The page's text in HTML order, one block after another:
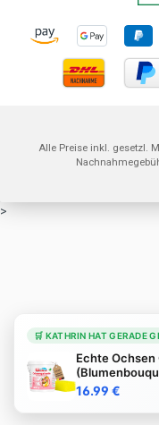
Alle Preise inkl. gesetzl.
>
🛒 KATHRIN HAT GERADE
Echte Ochsen
16.99 €